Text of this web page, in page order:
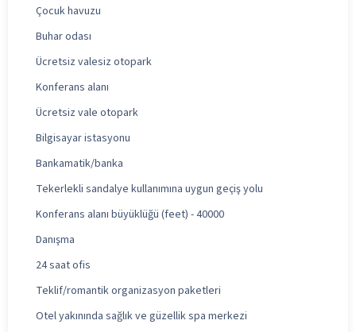
Çocuk havuzu
Buhar odası
Ücretsiz valesiz otopark
Konferans alanı
Ücretsiz vale otopark
Bilgisayar istasyonu
Bankamatik/banka
Tekerlekli sandalye kullanımına uygun geçiş yolu
Konferans alanı büyüklüğü (feet) - 40000
Danışma
24 saat ofis
Teklif/romantik organizasyon paketleri
Otel yakınında sağlık ve güzellik spa merkezi